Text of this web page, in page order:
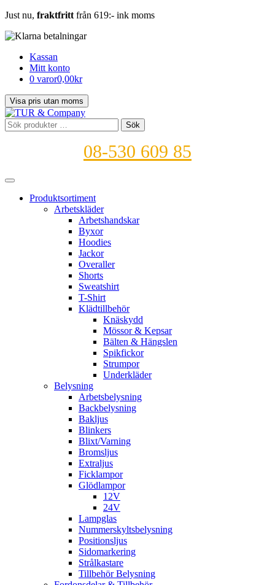
Just nu, fraktfritt från 619:- ink moms
Kassan
Mitt konto
0 varor0,00kr
Sök
efter:
Sök
08-530 609 85
Produktsortiment
Arbetskläder
Arbetshandskar
Byxor
Hoodies
Jackor
Overaller
Shorts
Sweatshirt
T-Shirt
Klädtillbehör
Knäskydd
Mössor & Kepsar
Bälten & Hängslen
Spikfickor
Strumpor
Underkläder
Belysning
Arbetsbelysning
Backbelysning
Bakljus
Blinkers
Blixt/Varning
Bromsljus
Extraljus
Ficklampor
Glödlampor
12V
24V
Lampglas
Nummerskyltsbelysning
Positionsljus
Sidomarkering
Strålkastare
Tillbehör Belysning